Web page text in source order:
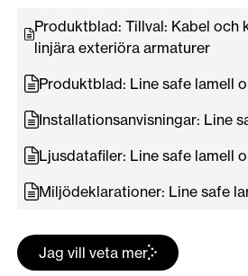
Produktblad: Tillval: Kabel och
linjära exteriöra armaturer
Produktblad: Line safe lamell
Installationsanvisningar: Line
Ljusdatafiler: Line safe lamell
Miljödeklarationer: Line safe
Jag vill veta mer